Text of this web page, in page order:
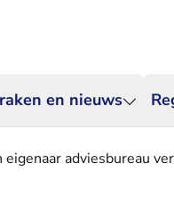
en nieuws
eigenaar adviesbureau